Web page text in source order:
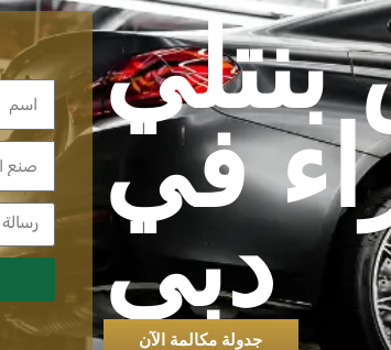
في
دبي
جدولة مكالمة الآن